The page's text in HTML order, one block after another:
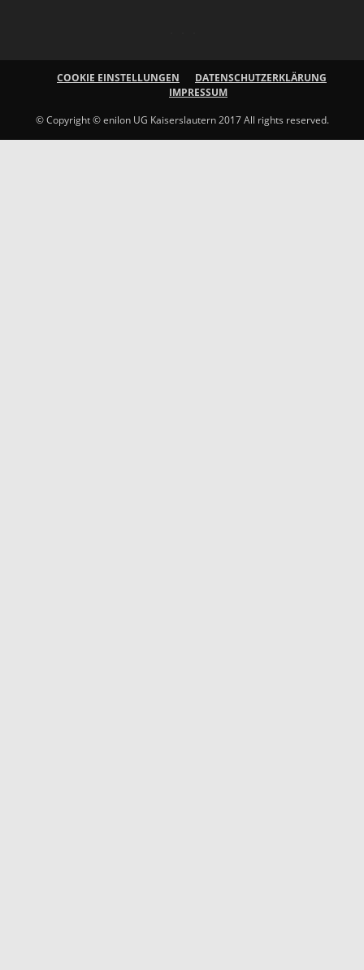
COOKIE EINSTELLUNGEN
DATENSCHUTZERKLÄRUNG
IMPRESSUM
© Copyright © enilon UG Kaiserslautern 2017 All rights reserved.